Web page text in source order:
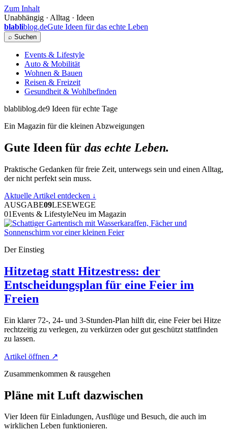
Zum Inhalt
Unabhängig · Alltag · Ideen
blabliblog.deGute Ideen für das echte Leben
⌕ Suchen
Events & Lifestyle
Auto & Mobilität
Wohnen & Bauen
Reisen & Freizeit
Gesundheit & Wohlbefinden
blabliblog.de9 Ideen für echte Tage
Ein Magazin für die kleinen Abzweigungen
Gute Ideen für das echte Leben.
Praktische Gedanken für freie Zeit, unterwegs sein und einen Alltag,
der nicht perfekt sein muss.
Aktuelle Artikel entdecken ↓
AUSGABE09LESEWEGE
01Events & LifestyleNeu im Magazin
Der Einstieg
Hitzetag statt Hitzestress: der
Entscheidungsplan für eine Feier im
Freien
Ein klarer 72-, 24- und 3-Stunden-Plan hilft dir, eine Feier bei Hitze
rechtzeitig zu verlegen, zu verkürzen oder gut geschützt stattfinden
zu lassen.
Artikel öffnen ↗
Zusammenkommen & rausgehen
Pläne mit Luft dazwischen
Vier Ideen für Einladungen, Ausflüge und Besuch, die auch im
wirklichen Leben funktionieren.